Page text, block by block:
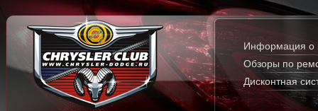
Информация о
Обзоры по
Дисконтная